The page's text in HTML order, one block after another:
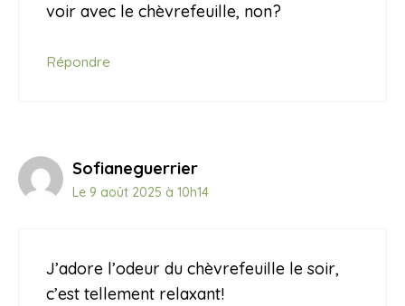
voir avec le chèvrefeuille, non?
Répondre
Sofianeguerrier
Le 9 août 2025 à 10h14
J’adore l’odeur du chèvrefeuille le soir,
c’est tellement relaxant!